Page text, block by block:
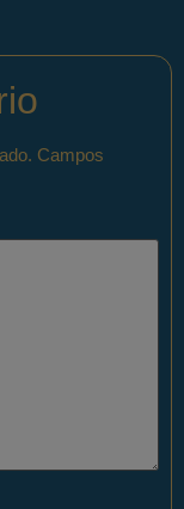
Campos